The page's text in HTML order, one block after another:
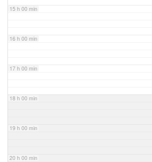
15 h 00 min
16 h 00 min
17 h 00 min
18 h 00 min
19 h 00 min
20 h 00 min